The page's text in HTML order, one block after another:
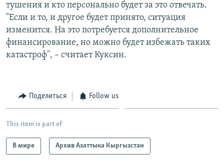
тушения и кто персонально будет за это отвечать.
"Если и то, и другое будет принято, ситуация
изменится. На это потребуется дополнительное
финансирование, но можно будет избежать таких
катастроф", – считает Куксин.
Поделиться Follow us
This item is part of
В мире Архив Азаттыка Кыргызстан